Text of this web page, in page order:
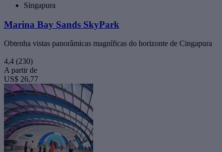
Singapura
Marina Bay Sands SkyPark
Obtenha vistas panorâmicas magníficas do horizonte de Cingapura
4,4 (230)
A partir de
US$ 26,77